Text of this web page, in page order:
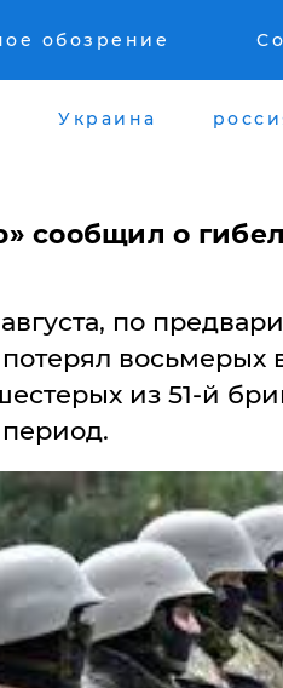
обозрение
Украина
сообщил о
августа, по
восьмерых
из 51-й